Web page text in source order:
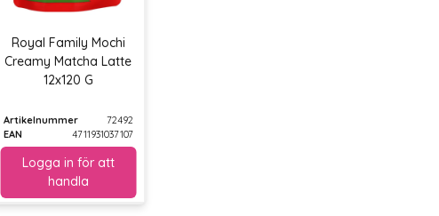
Royal Family Mochi
Creamy Matcha Latte
12x120 G
Artikelnummer
72492
EAN
4711931037107